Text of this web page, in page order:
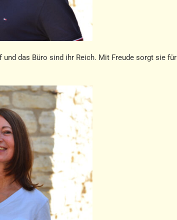
das Büro sind ihr Reich. Mit Freude sorgt sie für